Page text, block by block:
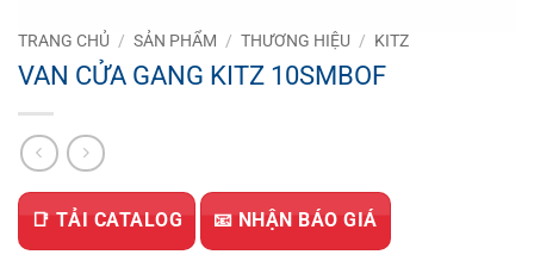
TRANG CHỦ / SẢN PHẨM / THƯƠNG HIỆU / KITZ
VAN CỬA GANG KITZ 10SMBOF
📑 TẢI CATALOG 📧 NHẬN BÁO GIÁ